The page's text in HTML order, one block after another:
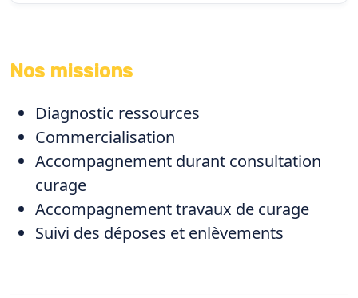
Nos missions
Diagnostic ressources
Commercialisation
Accompagnement durant consultation
curage
Accompagnement travaux de curage
Suivi des déposes et enlèvements